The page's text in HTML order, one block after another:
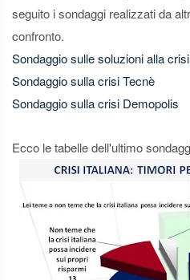
seguito i sondaggi realizzati da
confronto.
Sondaggio sulle soluzioni alla
Sondaggio sulla crisi Tecnè
Sondaggio sulla crisi Demopolis
Ecco le tabelle dell'ultimo